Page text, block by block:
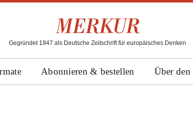
Gegründet 1947 als Deutsche Zeitschrift für europäisches Denken
Abonnieren & bestellen Über